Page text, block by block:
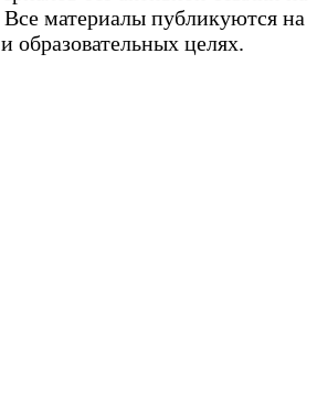
материалы публикуются на
образовательных целях.